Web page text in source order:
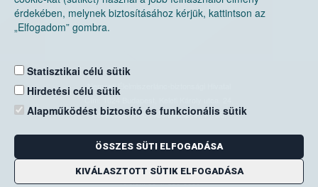
érdekében, melynek biztosításához kérjük, kattintson az
„Elfogadom” gombra.
Statisztikai célú sütik
Hirdetési célú sütik
Alapműködést biztosító és funkcionális sütik
ÖSSZES SÜTI ELFOGADÁSA
KIVÁLASZTOTT SÜTIK ELFOGADÁSA
Nemzeti Élelmiszerlánc-biztonsági Hivatal
Levelezési cím: 1525 Budapest. Pf. 30.
E-mail:ugyfelszolgalat@nebih.gov.hu
Zöld szám: 06-80/263-244
Telefon: 06-1/ 336-9000